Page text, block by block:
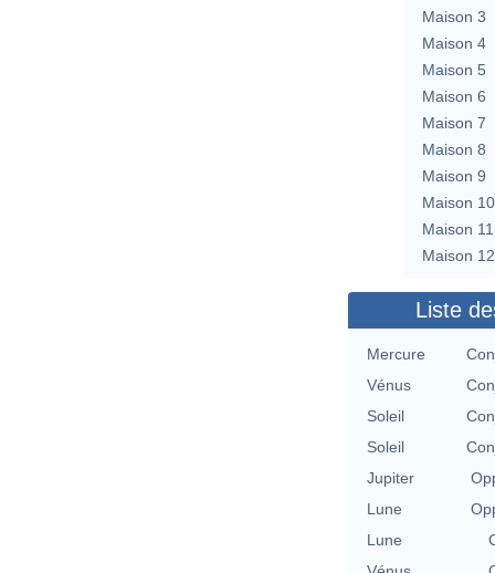
Maison 3
Maison 4
Maison 5
Maison 6
Maison 7
Maison 8
Maison 9
Maison 10
Maison 11
Maison 12
Liste
Mercure
Vénus
Soleil
Soleil
Jupiter
Lune
Lune